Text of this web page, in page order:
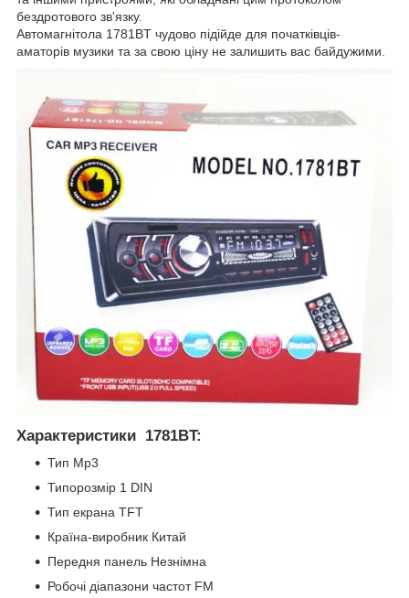
бездротового зв'язку.
Автомагнітола 1781BT чудово підійде для початківців-
аматорів музики та за свою ціну не залишить вас байдужими.
Характеристики 1781BT:
Тип Mp3
Типорозмір 1 DIN
Тип екрана TFT
Країна-виробник Китай
Передня панель Незнімна
Робочі діапазони частот FM